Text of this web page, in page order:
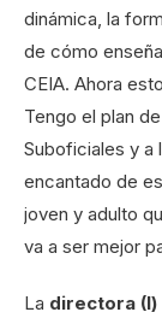
dinámica, la
de cómo
CEIA. Ahora
Tengo el plan
Suboficiales y a
encantado de
joven y adulto
va a ser mejor
La directora (I)